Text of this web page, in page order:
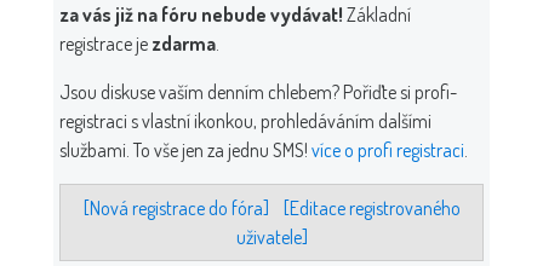
za vás již na fóru nebude vydávat! Základní
registrace je zdarma
Jsou diskuse vaším denním chlebem? Pořiďte si profi-
registraci s vlastní ikonkou, prohledáváním dalšími
službami. To vše jen za jednu SMS! více o profi registraci
[Nová registrace do fóra]
[Editace registrovaného
uživatele]